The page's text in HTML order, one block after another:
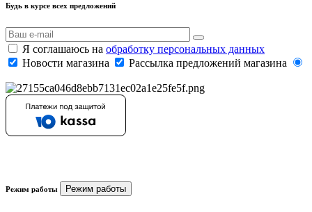
Будь в курсе всех предложений
Я соглашаюсь на обработку персональных данных
Новости магазина
Рассылка предложений магазина
Режим работы Режим работы